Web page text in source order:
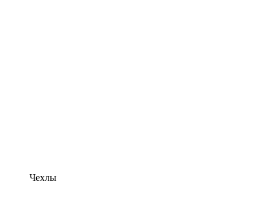
Чехлы